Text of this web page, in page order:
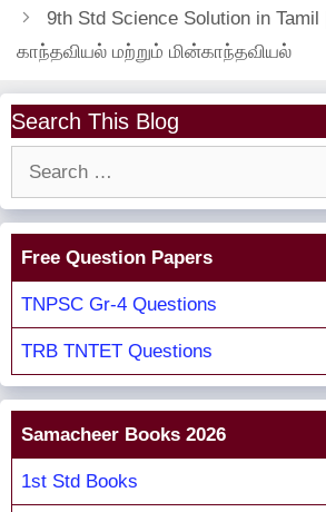
9th Std Science Solution in Tamil
காந்தவியல் மற்றும் மின்காந்தவியல்
Search This Blog
Free Question Papers
TNPSC Gr-4 Questions
TRB TNTET Questions
Samacheer Books 2026
1st Std Books